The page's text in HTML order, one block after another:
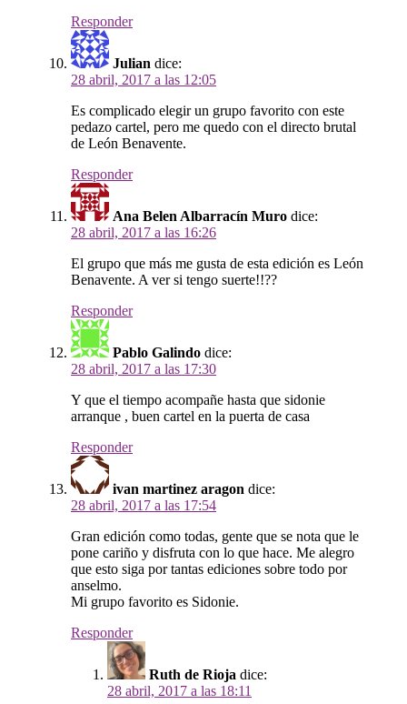
Responder
Julian dice:
28 abril, 2017 a las 12:05
Es complicado elegir un grupo favorito con este
pedazo cartel, pero me quedo con el directo brutal
de León Benavente.
Responder
Ana Belen Albarracín Muro dice:
28 abril, 2017 a las 16:26
El grupo que más me gusta de esta edición es León
Benavente. A ver si tengo suerte!!??
Responder
Pablo Galindo dice:
28 abril, 2017 a las 17:30
Y que el tiempo acompañe hasta que sidonie
arranque , buen cartel en la puerta de casa
Responder
ivan martinez aragon dice:
28 abril, 2017 a las 17:54
Gran edición como todas, gente que se nota que le
pone cariño y disfruta con lo que hace. Me alegro
que esto siga por tantas ediciones sobre todo por
anselmo.
Mi grupo favorito es Sidonie.
Responder
Ruth de Rioja dice:
28 abril, 2017 a las 18:11